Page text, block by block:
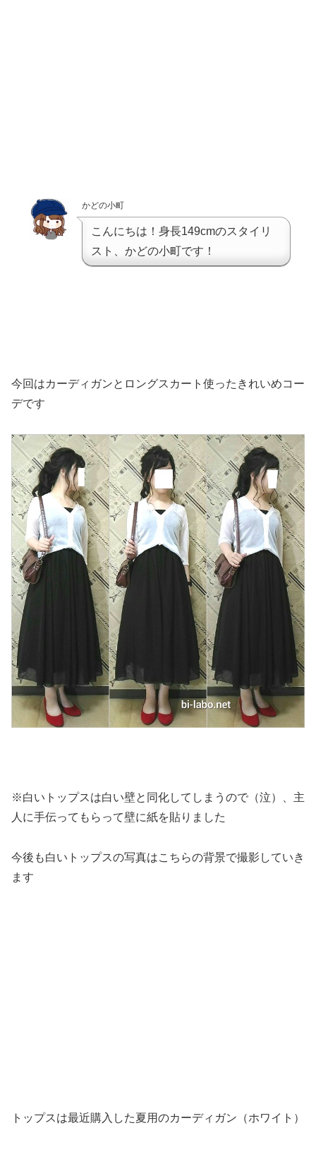
かどの小町
こんにちは！身長149cmのスタイリ
スト、かどの小町です！
今回はカーディガンとロングスカート使ったきれいめコー
デです
※白いトップスは白い壁と同化してしまうので（泣）、主
人に手伝ってもらって壁に紙を貼りました
今後も白いトップスの写真はこちらの背景で撮影していき
ます
トップスは最近購入した夏用のカーディガン（ホワイト）